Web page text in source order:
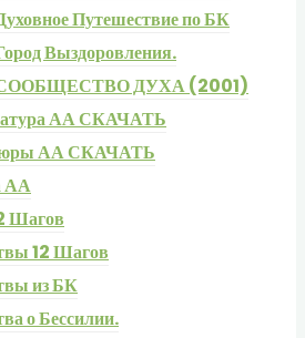
Путешествие по БК
Выздоровления.
ДУХА (2001)
АА СКАЧАТЬ
АА СКАЧАТЬ
АА
Шагов
12 Шагов
из БК
о Бессилии.